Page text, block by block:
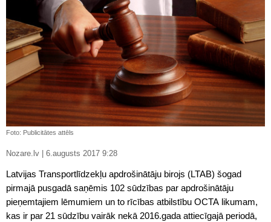
Foto: Publicitātes attēls
Nozare.lv | 6.augusts 2017 9:28
Latvijas Transportlīdzekļu apdrošinātāju birojs (LTAB) šogad
pirmajā pusgadā saņēmis 102 sūdzības par apdrošinātāju
pieņemtajiem lēmumiem un to rīcības atbilstību OCTA likumam,
kas ir par 21 sūdzību vairāk nekā 2016.gada attiecīgajā periodā,